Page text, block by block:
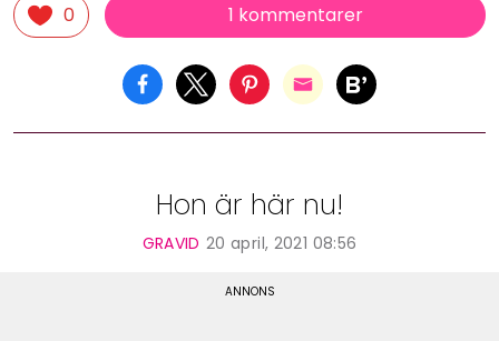
0 1 kommentarer
Hon är här nu!
GRAVID 20 april, 2021 08:56